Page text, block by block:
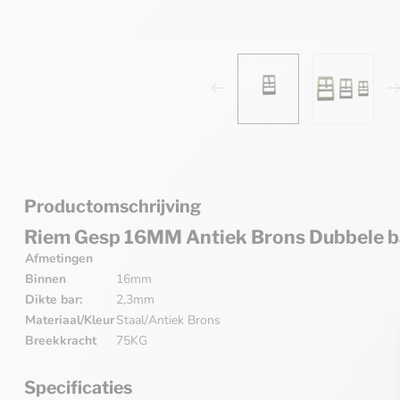
Productomschrijving
Riem Gesp 16MM Antiek Brons Dubbele
Afmetingen
Binnen
16mm
Dikte bar:
2,3mm
Materiaal/KleurStaal/Antiek Brons
Breekkracht
75KG
Specificaties